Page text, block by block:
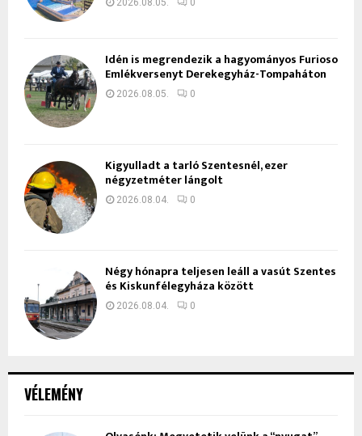
VÉLEMÉNY
2026.08.05. 0
Idén is megrendezik a hagyományos Furioso
Emlékversenyt Derekegyház-Tompaháton
2026.08.05. 0
Kigyulladt a tarló Szentesnél, ezer
négyzetméter lángolt
2026.08.04. 0
Négy hónapra teljesen leáll a vasút Szentes
és Kiskunfélegyháza között
2026.08.04. 0